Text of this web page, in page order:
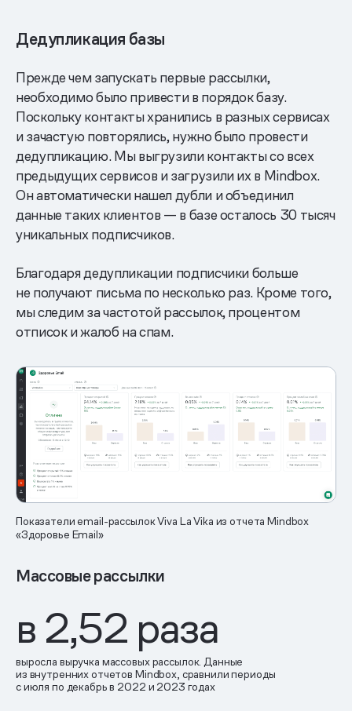
Дедупликация базы
Прежде чем запускать первые рассылки,
необходимо было привести в порядок базу.
Поскольку контакты хранились в разных сервисах
и зачастую повторялись, нужно было провести
дедупликацию. Мы выгрузили контакты со всех
предыдущих сервисов и загрузили их в Mindbox.
Он автоматически нашел дубли и объединил
данные таких клиентов — в базе осталось 30 тысяч
уникальных подписчиков.
Благодаря дедупликации подписчики больше
не получают письма по несколько раз. Кроме того,
мы следим за частотой рассылок, процентом
отписок и жалоб на спам.
Показатели email-рассылок Viva La Vika из отчета Mindbox
«Здоровье Email»
Массовые рассылки
в 2,52 раза
выросла выручка массовых рассылок. Данные
из внутренних отчетов Mindbox, сравнили периоды
с июля по декабрь в 2022 и 2023 годах